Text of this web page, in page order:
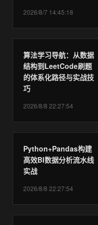
2026/8/7 14:45:18
算法学习导航：从数据
结构到LeetCode刷题
的体系化路径与实战技
巧
2026/8/8 22:27:54
Python+Pandas构建
高效BI数据分析流水线
实战
2026/8/8 22:27:54